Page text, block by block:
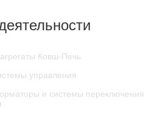
Ковш-Печь
управления
и системы переключения